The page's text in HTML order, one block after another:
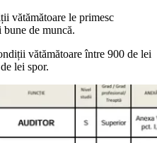
vătămătoare le primesc
de muncă.
vătămătoare între 900 de lei
lei spor.